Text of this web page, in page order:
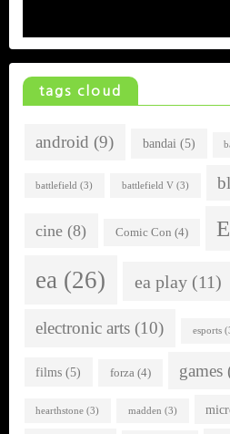
tags cloud
android (9) bandai(5)
battlefield (3) battlefield V(3)
cine (8) Comic Con (4)
ea (26) ea play(11)
electronic arts (10) esports
films (5) forza(4) games
hearthstone (3) madden (3)